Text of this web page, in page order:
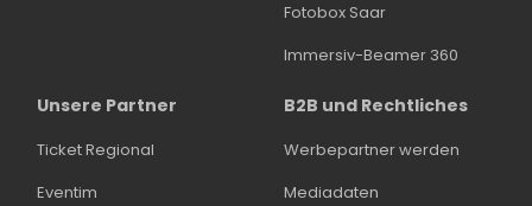
Fotobox Saar
Immersiv-Beamer 360
Unsere Partner
Ticket Regional
Eventim
B2B und Rechtliches
Werbepartner werden
Mediadaten